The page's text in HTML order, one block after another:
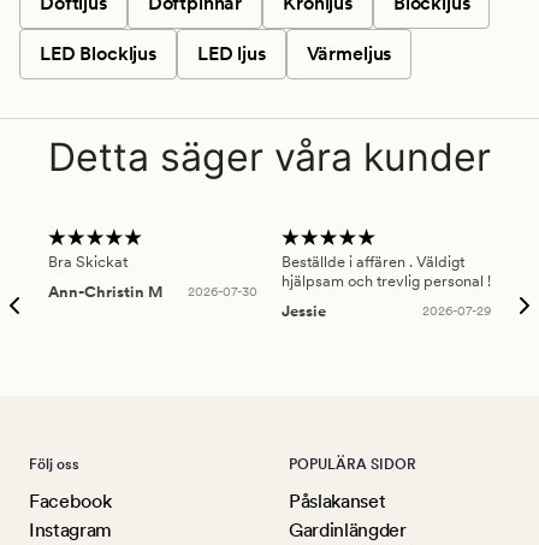
LED Blockljus LED ljus Värmeljus
Detta säger våra kunder
Bra Skickat
Ann-Christin M
2026-07-30
Beställde i affären . Väldigt
hjälpsam och trevlig personal !
Jessie
2026-07-29
Följ oss
Facebook
Instagram
POPULÄRA SIDOR
Påslakanset
Gardinlängder